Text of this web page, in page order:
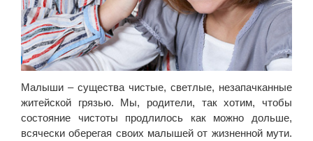
Малыши – существа чистые, светлые, незапачканные
житейской грязью. Мы, родители, так хотим, чтобы
состояние чистоты продлилось как можно дольше,
всячески оберегая своих малышей от жизненной мути.